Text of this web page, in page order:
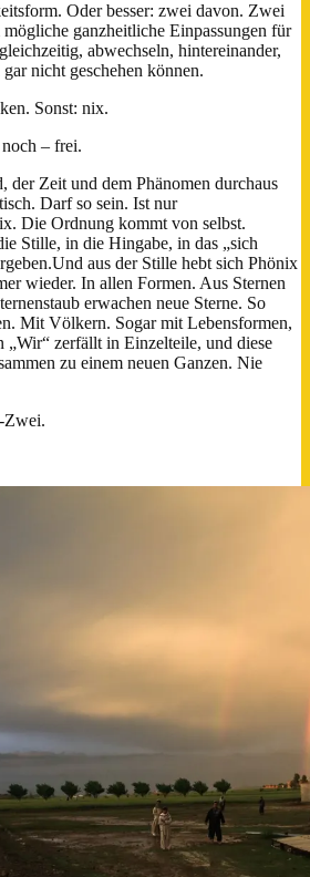
Oder besser: zwei davon. Zwei
ganzheitliche Einpassungen für
abwechseln, hintereinander,
nicht geschehen können.
Sonst: nix.
– frei.
der Zeit und dem Phänomen durchaus
Darf so sein. Ist nur
Die Ordnung kommt von selbst.
Stille, in die Hingabe, in das „sich
aus der Stille hebt sich Phönix
wieder. In allen Formen. Aus Sternen
erwachen neue Sterne. So
Mit Völkern. Sogar mit Lebensformen,
„Wir“ zerfällt in Einzelteile, und diese
zu einem neuen Ganzen. Nie
Zwei.